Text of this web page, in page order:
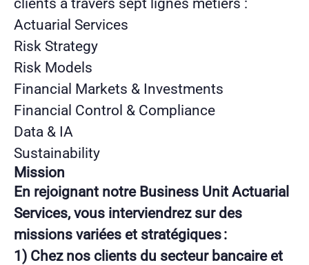
clients à travers sept lignes métiers :
Actuarial Services
Risk Strategy
Risk Models
Financial Markets & Investments
Financial Control & Compliance
Data & IA
Sustainability
Mission
En rejoignant notre Business Unit Actuarial
Services, vous interviendrez sur des
missions variées et stratégiques :
1) Chez nos clients du secteur bancaire et